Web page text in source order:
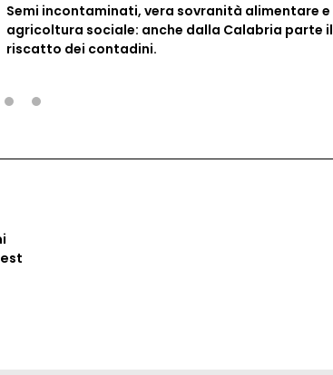
Semi incontaminati, vera sovranità alimentare e
agricoltura sociale: anche dalla Calabria parte il
riscatto dei contadini.